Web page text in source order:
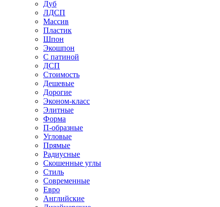
Дуб
ЛДСП
Массив
Пластик
Шпон
Экошпон
С патиной
ДСП
Стоимость
Дешевые
Дорогие
Эконом-класс
Элитные
Форма
П-образные
Угловые
Прямые
Радиусные
Скошенные углы
Стиль
Современные
Евро
Английские